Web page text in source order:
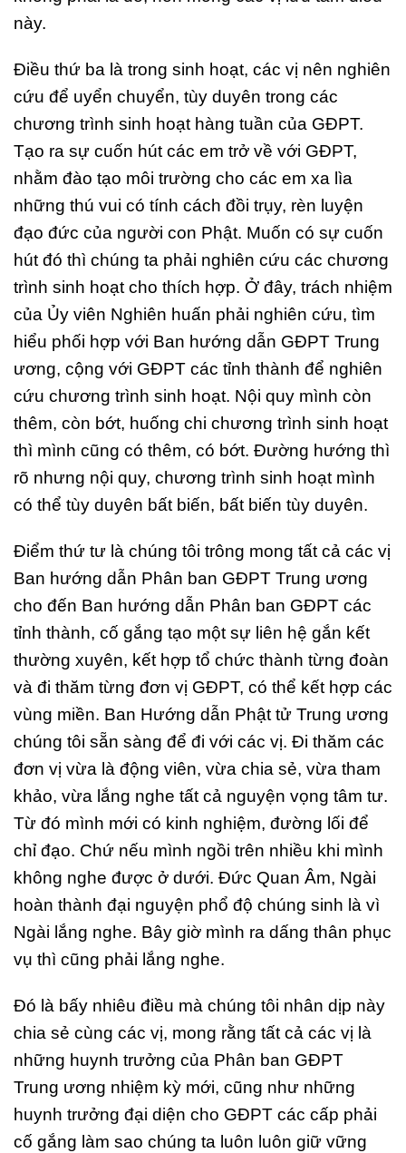
này.
Điều thứ ba là trong sinh hoạt, các vị nên nghiên
cứu để uyển chuyển, tùy duyên trong các
chương trình sinh hoạt hàng tuần của GĐPT.
Tạo ra sự cuốn hút các em trở về với GĐPT,
nhằm đào tạo môi trường cho các em xa lìa
những thú vui có tính cách đồi trụy, rèn luyện
đạo đức của người con Phật. Muốn có sự cuốn
hút đó thì chúng ta phải nghiên cứu các chương
trình sinh hoạt cho thích hợp. Ở đây, trách nhiệm
của Ủy viên Nghiên huấn phải nghiên cứu, tìm
hiểu phối hợp với Ban hướng dẫn GĐPT Trung
ương, cộng với GĐPT các tỉnh thành để nghiên
cứu chương trình sinh hoạt. Nội quy mình còn
thêm, còn bớt, huống chi chương trình sinh hoạt
thì mình cũng có thêm, có bớt. Đường hướng thì
rõ nhưng nội quy, chương trình sinh hoạt mình
có thể tùy duyên bất biến, bất biến tùy duyên.
Điểm thứ tư là chúng tôi trông mong tất cả các vị
Ban hướng dẫn Phân ban GĐPT Trung ương
cho đến Ban hướng dẫn Phân ban GĐPT các
tỉnh thành, cố gắng tạo một sự liên hệ gắn kết
thường xuyên, kết hợp tổ chức thành từng đoàn
và đi thăm từng đơn vị GĐPT, có thể kết hợp các
vùng miền. Ban Hướng dẫn Phật tử Trung ương
chúng tôi sẵn sàng để đi với các vị. Đi thăm các
đơn vị vừa là động viên, vừa chia sẻ, vừa tham
khảo, vừa lắng nghe tất cả nguyện vọng tâm tư.
Từ đó mình mới có kinh nghiệm, đường lối để
chỉ đạo. Chứ nếu mình ngồi trên nhiều khi mình
không nghe được ở dưới. Đức Quan Âm, Ngài
hoàn thành đại nguyện phổ độ chúng sinh là vì
Ngài lắng nghe. Bây giờ mình ra dấng thân phục
vụ thì cũng phải lắng nghe.
Đó là bấy nhiêu điều mà chúng tôi nhân dịp này
chia sẻ cùng các vị, mong rằng tất cả các vị là
những huynh trưởng của Phân ban GĐPT
Trung ương nhiệm kỳ mới, cũng như những
huynh trưởng đại diện cho GĐPT các cấp phải
cố gắng làm sao chúng ta luôn luôn giữ vững